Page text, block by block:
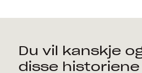
Du vil kanskje
disse historiene